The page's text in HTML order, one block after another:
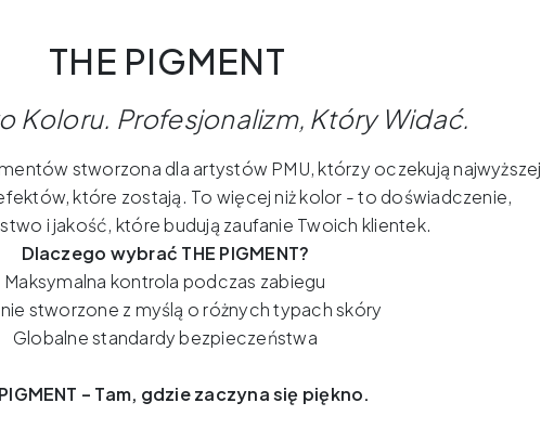
THE PIGMENT
Koloru. Profesjonalizm, Który Widać.
stworzona dla artystów PMU, którzy oczekują najwyższej
które zostają. To więcej niż kolor - to doświadczenie,
i jakość, które budują zaufanie Twoich klientek.
Dlaczego wybrać THE PIGMENT?
Maksymalna kontrola podczas zabiegu
stworzone z myślą o różnych typach skóry
Globalne standardy bezpieczeństwa
– Tam, gdzie zaczyna się piękno.